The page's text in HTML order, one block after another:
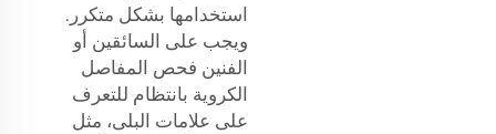
استخدامها بشكل متكرر.
ويجب على السائقين أو
الفنين فحص المفاصل
الكروية بانتظام للتعرف
على علامات البلى، مثل